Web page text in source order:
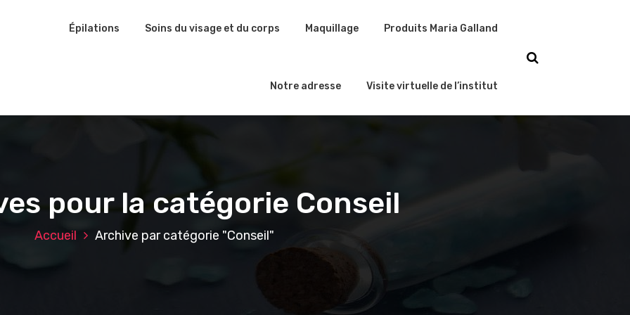
Épilations Soins du visage et du corps Maquillage Produits Maria Galland
Notre adresse Visite virtuelle de l’institut
pour la catégorie Conseil
Accueil Archive par catégorie "Conseil"